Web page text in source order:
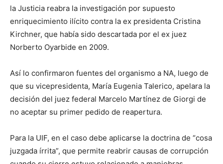
la Justicia reabra la investigación por supuesto
enriquecimiento ilícito contra la ex presidenta Cristina
Kirchner, que había sido descartada por el ex juez
Norberto Oyarbide en 2009.
Así lo confirmaron fuentes del organismo a NA, luego de
que su vicepresidenta, María Eugenia Talerico, apelara la
decisión del juez federal Marcelo Martínez de Giorgi de
no aceptar su primer pedido de reapertura.
Para la UIF, en el caso debe aplicarse la doctrina de “cosa
juzgada írrita”, que permite reabrir causas de corrupción